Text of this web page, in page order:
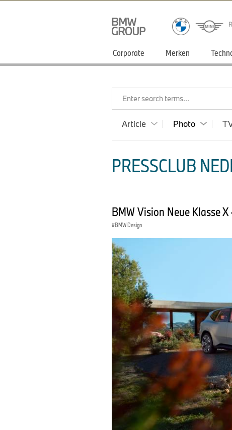
Corporate Merken
Enter search terms...
Article Photo
PRESSCLUB
BMW Vision Neue Klasse
BMW Design